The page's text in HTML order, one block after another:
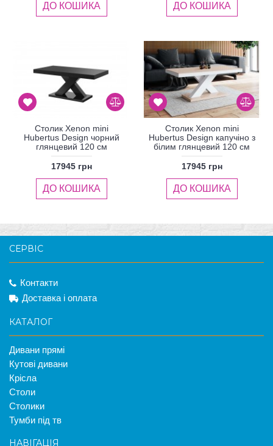
ДО КОШИКА ДО КОШИКА
Столик Xenon mini
Hubertus Design чорний
глянцевий 120 см
17945 грн
ДО КОШИКА
Столик Xenon mini
Hubertus Design капучіно з
білим глянцевий 120 см
17945 грн
ДО КОШИКА
СЕРВІС
Контакти
Доставка і оплата
КАТАЛОГ
Дивани прямі
Кутові дивани
Крісла
Столи
Столики
Тумби під тв
НАВІГАЦІЯ